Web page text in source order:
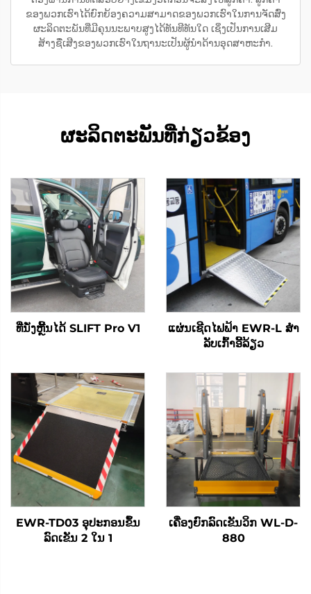
ຂອງພວກເຮົາໄດ້ຍົກຍ້ອງຄວາມສາມາດຂອງພວກເຮົາໃນການຈັດສົ່ງ
ຜະລິດຕະພັນທີ່ມີຄຸນນະພາບສູງໄດ້ທັນທີທັນໃດ ເຊິ່ງເປັນການເສີມ
ສ້າງຊື່ເສີງຂອງພວກເຮົາໃນຖານະເປັນຜູ້ນຳດ້ານອຸດສາຫະກຳ.
ຜະລິດຕະພັນທີ່ກ່ຽວຂ້ອງ
ທີ່ນັ່ງຫຼີ້ນໄດ້ SLIFT Pro V1
ແຜ່ນເຊີດໄຟຟ້າ EWR-L ສໍາ
ລັບເກົ້າອີ້ລ້ຽວ
EWR-TD03 ອຸປະກອນຂຶ້ນ
ລົດເຂັນ 2 ໃນ 1
ເຄື່ອງຍົກລົດເຂັນວິກ WL-D-
880